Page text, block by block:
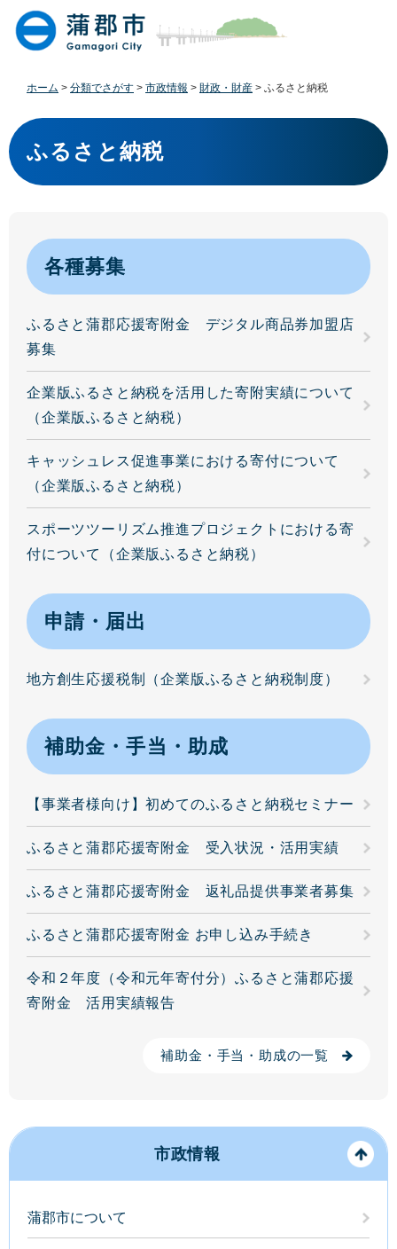
す
。
し
て
ホーム > 分類でさがす > 市政情報 > 財政・財産 > ふるさと納税
本
文
ふるさと納税
各種募集
ふるさと蒲郡応援寄附金 デジタル商品券加盟店
募集
企業版ふるさと納税を活用した寄附実績について
（企業版ふるさと納税）
キャッシュレス促進事業における寄付について
（企業版ふるさと納税）
スポーツツーリズム推進プロジェクトにおける寄
付について（企業版ふるさと納税）
申請・届出
地方創生応援税制（企業版ふるさと納税制度）
補助金・手当・助成
【事業者様向け】初めてのふるさと納税セミナー
ふるさと蒲郡応援寄附金 受入状況・活用実績
ふるさと蒲郡応援寄附金 返礼品提供事業者募集
ふるさと蒲郡応援寄附金 お申し込み手続き
令和２年度（令和元年寄付分）ふるさと蒲郡応援
寄附金 活用実績報告
補助金・手当・助成の一覧
市政情報
蒲郡市について